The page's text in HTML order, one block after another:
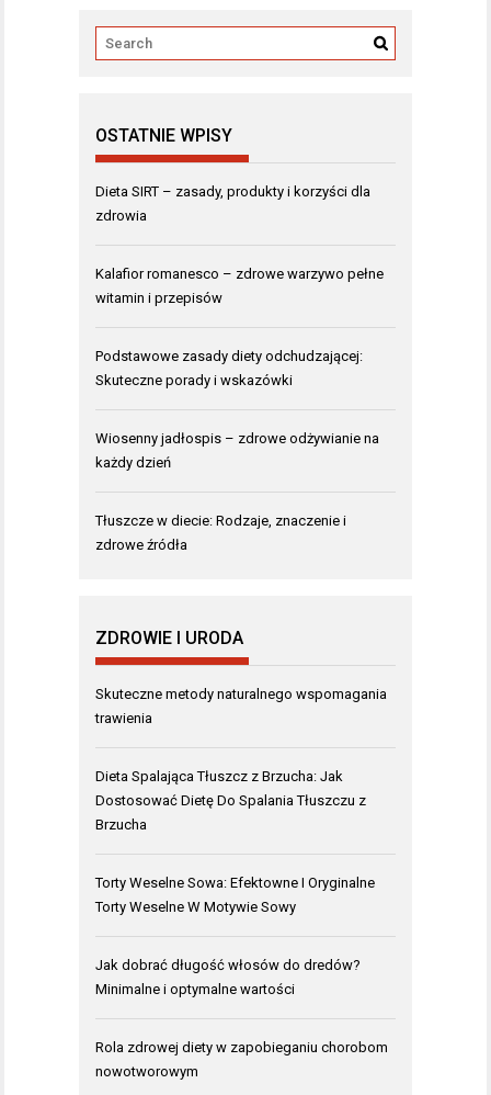
OSTATNIE WPISY
Dieta SIRT – zasady, produkty i korzyści dla
zdrowia
Kalafior romanesco – zdrowe warzywo pełne
witamin i przepisów
Podstawowe zasady diety odchudzającej:
Skuteczne porady i wskazówki
Wiosenny jadłospis – zdrowe odżywianie na
każdy dzień
Tłuszcze w diecie: Rodzaje, znaczenie i
zdrowe źródła
ZDROWIE I URODA
Skuteczne metody naturalnego wspomagania
trawienia
Dieta Spalająca Tłuszcz z Brzucha: Jak
Dostosować Dietę Do Spalania Tłuszczu z
Brzucha
Torty Weselne Sowa: Efektowne I Oryginalne
Torty Weselne W Motywie Sowy
Jak dobrać długość włosów do dredów?
Minimalne i optymalne wartości
Rola zdrowej diety w zapobieganiu chorobom
nowotworowym